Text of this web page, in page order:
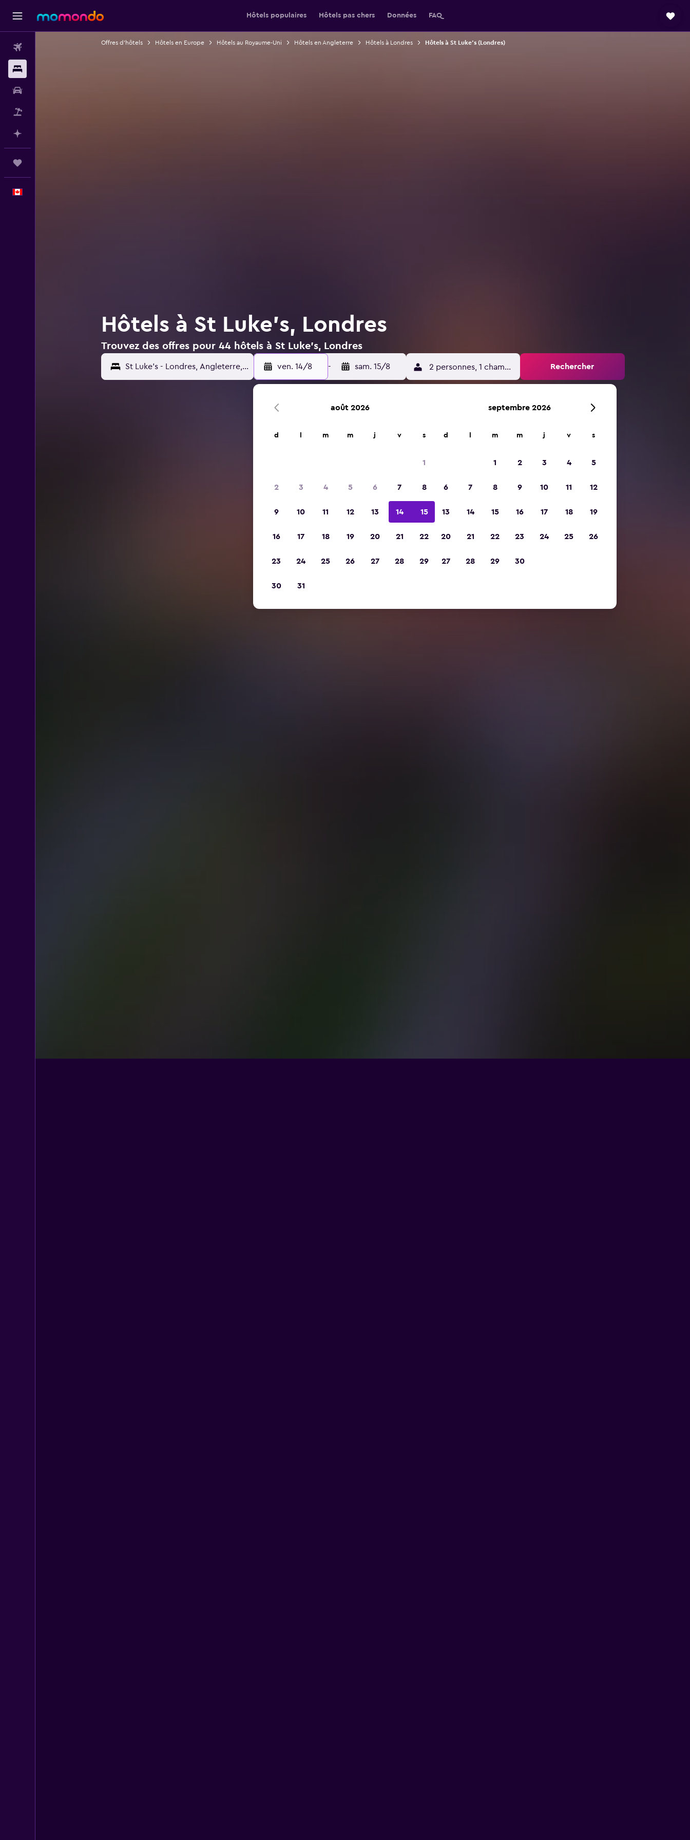
Hôtels populaires Hôtels pas chers Données FAQ
Offres d’hôtels Hôtels en Europe Hôtels au Royaume-Uni Hôtels en Angleterre Hôtels à Londres Hôtels à St Luke's (Londres)
Hôtels à St Luke's, Londres
Trouvez des offres pour 44 hôtels à St Luke's, Londres
ven. 14/8 - sam. 15/8 2 personnes, 1 chambre Rechercher
août 2026
d m m j v s
1
2 3 4 5 6 7 8
9 10 11 12 13 14 15
16 17 18 19 20 21 22
23 24 25 26 27 28 29
30 31
septembre 2026
d m m j v s
1 2 3 4 5
6 7 8 9 10 11 12
13 14 15 16 17 18 19
20 21 22 23 24 25 26
27 28 29 30